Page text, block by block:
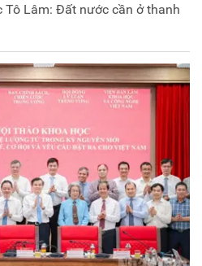
Tô Lâm: Đất nước cần ở thanh